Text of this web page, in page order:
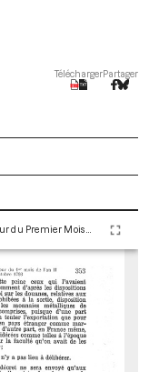
TéléchargerPartager